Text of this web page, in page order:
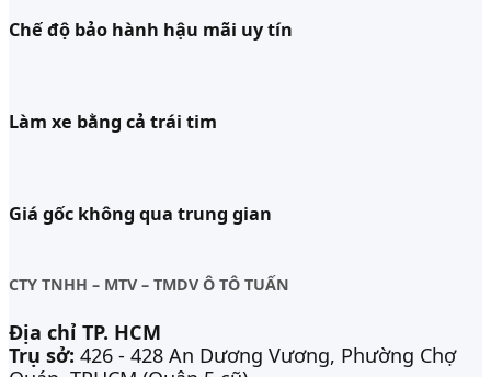
Chế độ bảo hành hậu mãi uy tín
Làm xe bằng cả trái tim
Giá gốc không qua trung gian
CTY TNHH – MTV – TMDV Ô TÔ TUẤN
Địa chỉ TP. HCM
Trụ sở: 426 - 428 An Dương Vương, Phường Chợ